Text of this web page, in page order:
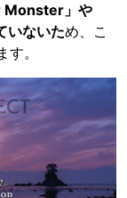
Monster」や
いないため、こ
。